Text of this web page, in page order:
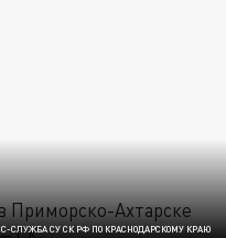
СЛУЖБА СУ СК РФ ПО КРАСНОДАРСКОМУ КРАЮ